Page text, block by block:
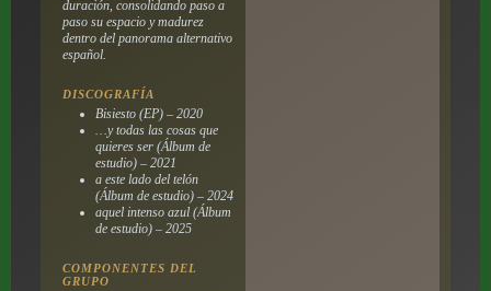
duración, consolidando paso a
paso su espacio y madurez
dentro del panorama alternativo
español.
DISCOGRAFÍA
Bisiesto(EP) – 2020
…y todas las cosas que
quieres ser(Álbum de
estudio) – 2021
a este lado del telón
(Álbum de estudio) – 2024
aquel intenso azul(Álbum
de estudio) – 2025
COMPONENTES DEL
GRUPO